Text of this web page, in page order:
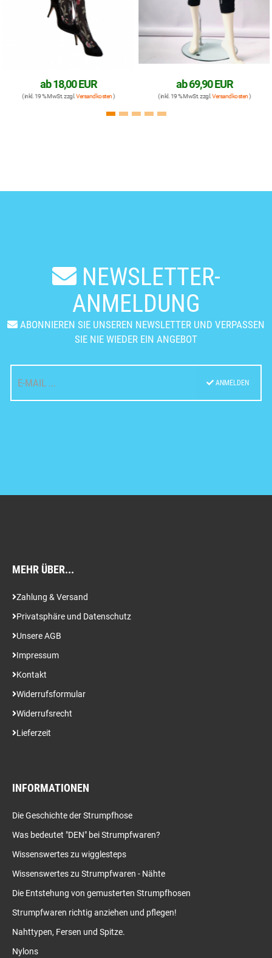
ab18,00 EUR
( inkl. 19 % MwSt. zzgl. Versandkosten)
ab69,90 EUR
( inkl. 19 % MwSt. zzgl. Versandkosten)
NEWSLETTER-
ANMELDUNG
ABONNIEREN SIE UNSEREN NEWSLETTER UND VERPASSEN
SIE NIE WIEDER EIN ANGEBOT
ANMELDEN
MEHR ÜBER...
Zahlung & Versand
Privatsphäre und Datenschutz
Unsere AGB
Impressum
Kontakt
Widerrufsformular
Widerrufsrecht
Lieferzeit
INFORMATIONEN
Die Geschichte der Strumpfhose
Was bedeutet "DEN" bei Strumpfwaren?
Wissenswertes zu wigglesteps
Wissenswertes zu Strumpfwaren - Nähte
Die Entstehung von gemusterten Strumpfhosen
Strumpfwaren richtig anziehen und pflegen!
Nahttypen, Fersen und Spitze.
Nylons